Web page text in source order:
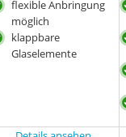
flexible Anbringung
möglich
klappbare
Glaselemente